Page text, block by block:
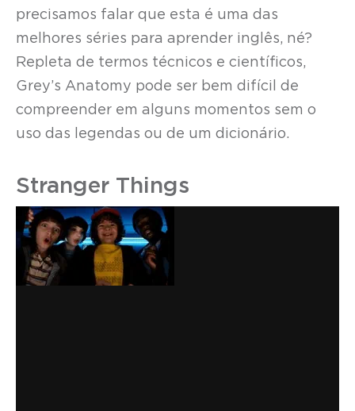
precisamos falar que esta é uma das
melhores séries para aprender inglês, né?
Repleta de termos técnicos e científicos,
Grey’s Anatomy pode ser bem difícil de
compreender em alguns momentos sem o
uso das legendas ou de um dicionário.
Stranger Things